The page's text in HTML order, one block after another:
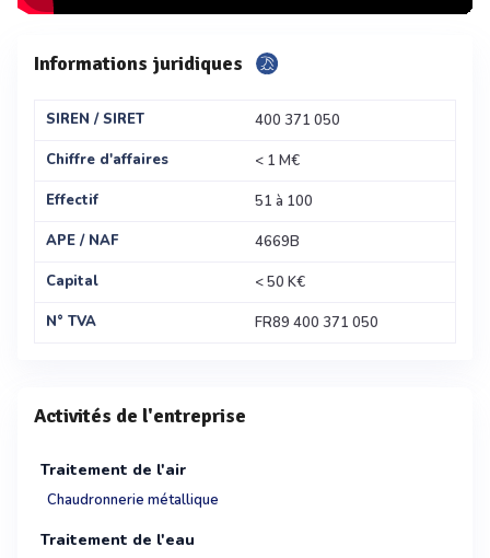
Informations juridiques
SIREN / SIRET
400 371 050
Chiffre d'affaires
< 1 M€
Effectif
51 à 100
APE / NAF
4669B
Capital
< 50 K€
N° TVA
FR89 400 371 050
Activités de l'entreprise
Traitement de l'air
Chaudronnerie métallique
Traitement de l'eau